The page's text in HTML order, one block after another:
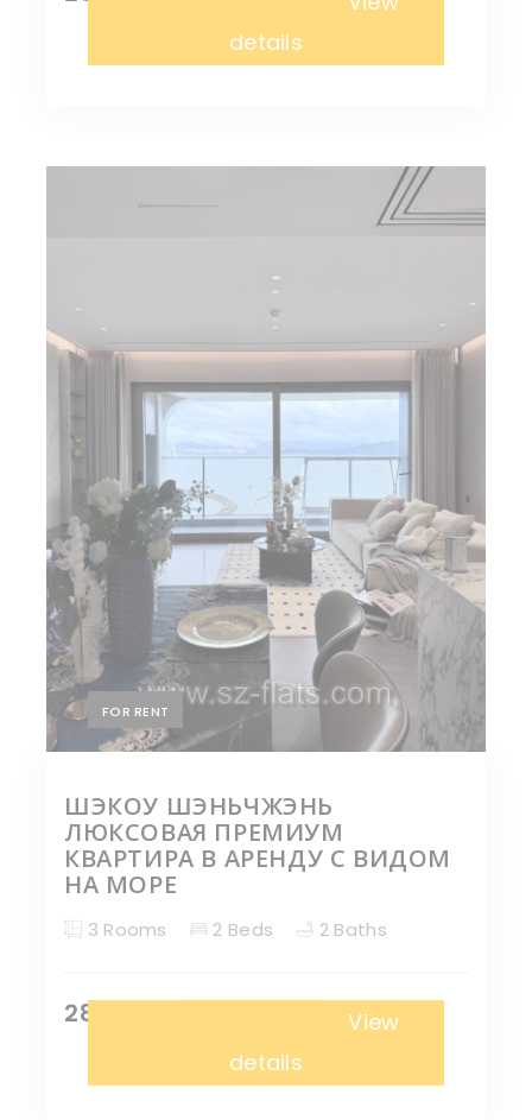
details
FOR RENT
ШЭКОУ ШЭНЬЧЖЭНЬ
ЛЮКСОВАЯ ПРЕМИУМ
КВАРТИРА В АРЕНДУ С ВИДОМ
НА МОРЕ
3 Rooms 2 Beds 2 Baths
28,000 ¥
View
details